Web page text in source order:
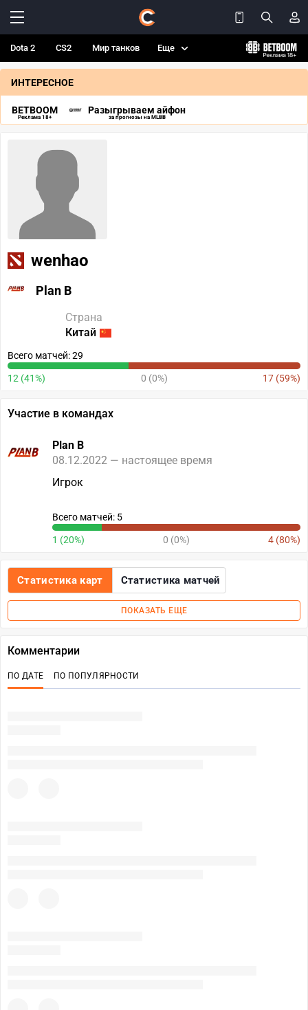
Dota 2 CS2 Мир танков Еще
ИНТЕРЕСНОЕ
BETBOOM
Реклама 18+
Разыгрываем айфон
за прогнозы на MLBB
wenhao
Plan B
Страна
Китай
Всего матчей: 29
12 (41%) 0 (0%) 17 (59%)
Участие в командах
Plan B
08.12.2022 — настоящее время
Игрок
Всего матчей: 5
1 (20%) 0 (0%) 4 (80%)
Статистика карт Статистика матчей
ПОКАЗАТЬ ЕЩЕ
Комментарии
ПО ДАТЕ ПО ПОПУЛЯРНОСТИ